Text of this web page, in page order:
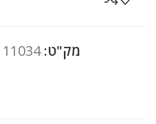
מק"ט:11034